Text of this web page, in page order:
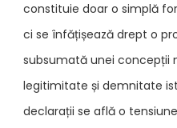
constituie doar o simplă
ci se înfățișează drept o
subsumată unei concepții
legitimitate și demnitate
declarații se află o